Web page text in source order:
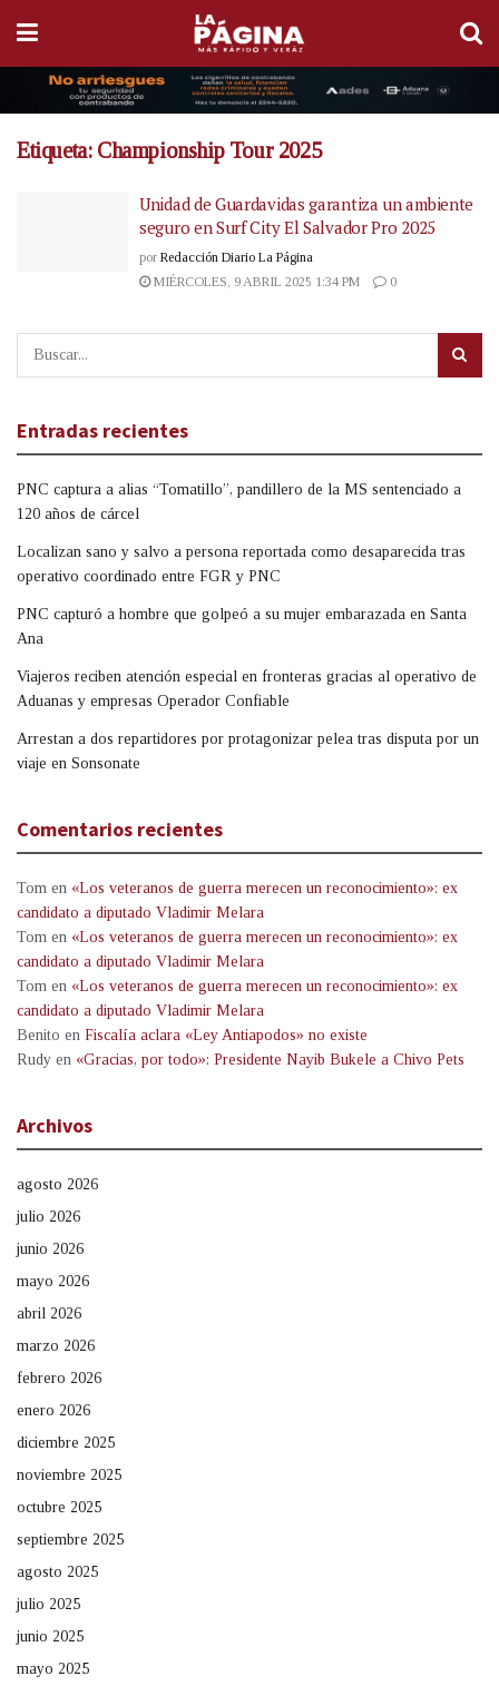
Etiqueta: Championship Tour 2025
Unidad de Guardavidas garantiza un ambiente
seguro en Surf City El Salvador Pro 2025
por Redacción Diario La Página
MIÉRCOLES, 9 ABRIL 2025 1:34 PM
0
Entradas recientes
PNC captura a alias “Tomatillo”, pandillero de la MS sentenciado a
120 años de cárcel
Localizan sano y salvo a persona reportada como desaparecida tras
operativo coordinado entre FGR y PNC
PNC capturó a hombre que golpeó a su mujer embarazada en Santa
Ana
Viajeros reciben atención especial en fronteras gracias al operativo de
Aduanas y empresas Operador Confiable
Arrestan a dos repartidores por protagonizar pelea tras disputa por un
viaje en Sonsonate
Comentarios recientes
Tom en «Los veteranos de guerra merecen un reconocimiento»: ex
candidato a diputado Vladimir Melara
Tom en «Los veteranos de guerra merecen un reconocimiento»: ex
candidato a diputado Vladimir Melara
Tom en «Los veteranos de guerra merecen un reconocimiento»: ex
candidato a diputado Vladimir Melara
Benito en Fiscalía aclara «Ley Antiapodos» no existe
Rudy en «Gracias, por todo»: Presidente Nayib Bukele a Chivo Pets
Archivos
agosto 2026
julio 2026
junio 2026
mayo 2026
abril 2026
marzo 2026
febrero 2026
enero 2026
diciembre 2025
noviembre 2025
octubre 2025
septiembre 2025
agosto 2025
julio 2025
junio 2025
mayo 2025